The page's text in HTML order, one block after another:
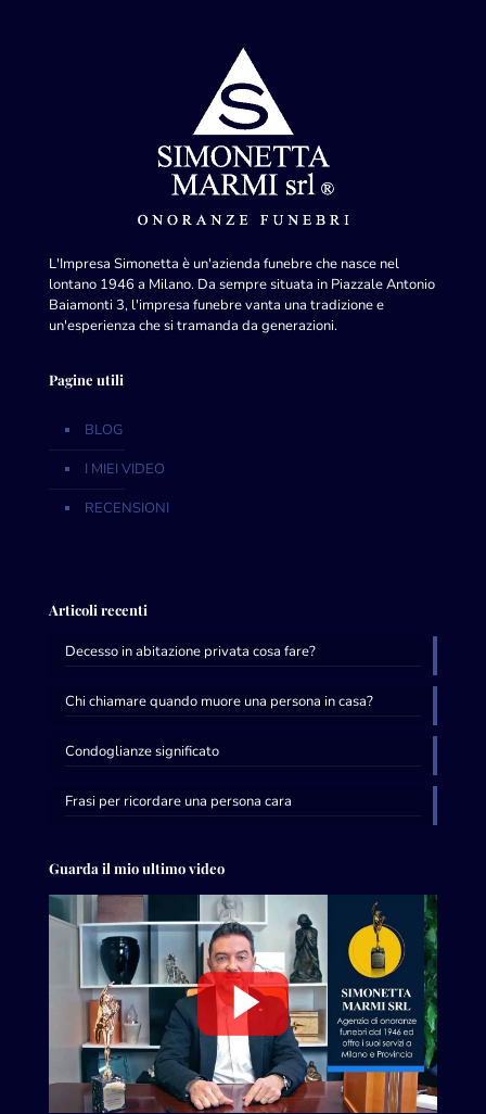
L'Impresa Simonetta è un'azienda funebre che nasce nel
lontano 1946 a Milano. Da sempre situata in Piazzale Antonio
Baiamonti 3, l'impresa funebre vanta una tradizione e
un'esperienza che si tramanda da generazioni.
Pagine utili
BLOG
I MIEI VIDEO
RECENSIONI
Articoli recenti
Decesso in abitazione privata cosa fare?
Chi chiamare quando muore una persona in casa?
Condoglianze significato
Frasi per ricordare una persona cara
Guarda il mio ultimo video